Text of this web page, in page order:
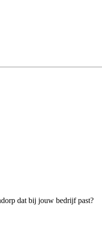
dat bij jouw bedrijf past?